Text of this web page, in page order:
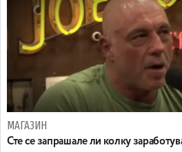
МАГАЗИН
Сте се запрашале ли колку